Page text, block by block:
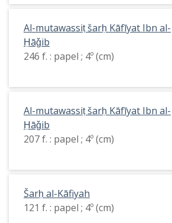
Al-mutawassiṭ šarḥ Kāfīyat Ibn al-
Ḥāǧib
246 f. : papel ; 4º (cm)
Al-mutawassiṭ šarḥ Kāfīyat Ibn al-
Ḥāǧib
207 f. : papel ; 4º (cm)
Šarḥ al-Kāfiyah
121 f. : papel ; 4º (cm)